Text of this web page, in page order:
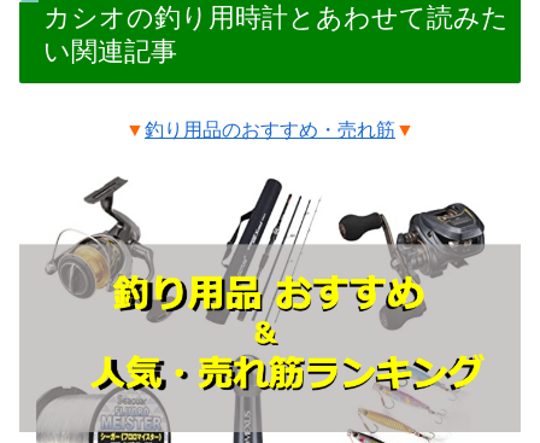
カシオの釣り用時計とあわせて読みた
い関連記事
▼釣り用品のおすすめ・売れ筋▼